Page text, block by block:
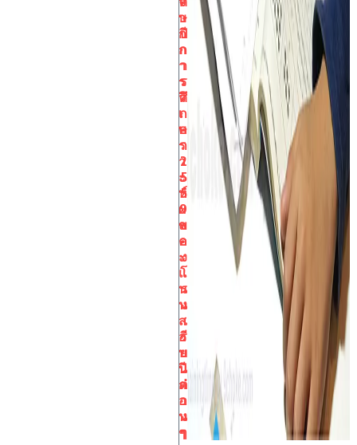
า
ก
ก
า
ร
วิ
เ
ค
ร
า
ะ
ห์
ผ
ล
ค
ะ
แ
น
น
ส
อ
บ
ปี
ก่
อ
น
ๆ
ษ
ปี
ก
า
ร
ศึ
ก
ษ
า
2
5
5
9
ข
อ
ง
โ
ร
ง
เ
รี
ย
น
ต่
า
ง
ๆ